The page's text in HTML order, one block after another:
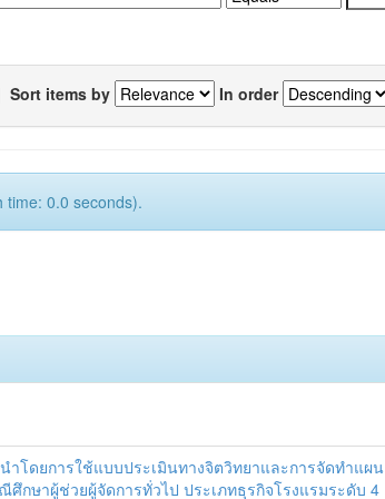
Sort items by In order
time: 0.0 seconds).
ำโดยการใช้แบบประเมินทางจิตวิทยาและการจัดทำแผน
กษาผู้ช่วยผู้จัดการทั่วไป ประเภทธุรกิจโรงแรมระดับ 4